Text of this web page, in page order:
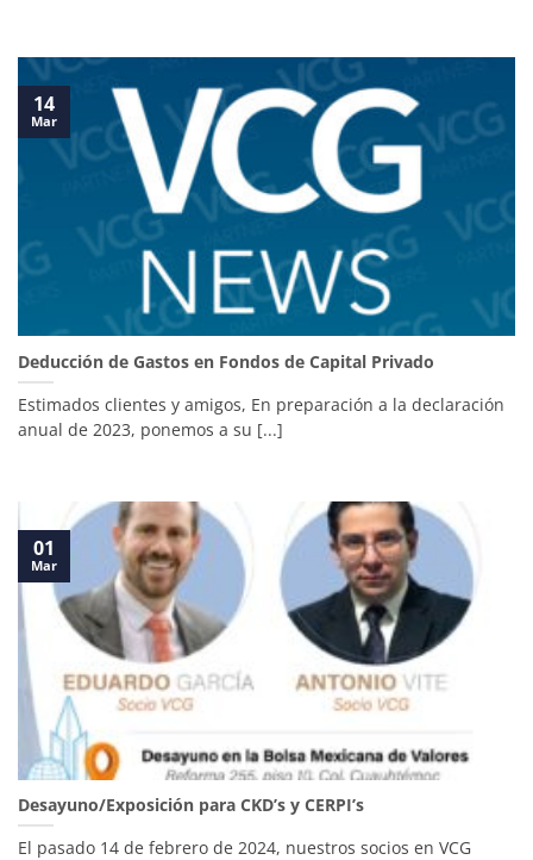
Deducción de Gastos en Fondos de Capital Privado
Estimados clientes y amigos, En preparación a la declaración
anual de 2023, ponemos a su [...]
14
Mar
Desayuno/Exposición para CKD’s y CERPI’s
El pasado 14 de febrero de 2024, nuestros socios en VCG
01
Mar